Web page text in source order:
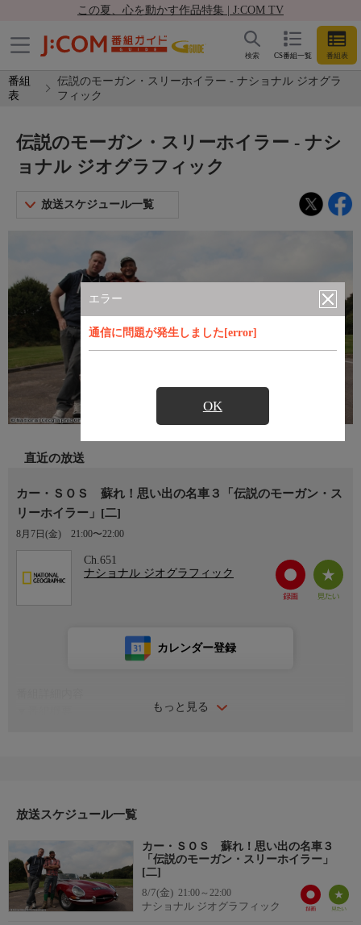
この夏、心を動かす作品特集 | J:COM TV
CS番組一覧 番組表
検索
番組
表
伝説のモーガン・スリーホイラー - ナショナル ジオグラ
フィック
エラー
通信に問題が発生しました[error]
OK
伝説のモーガン・スリーホイラー - ナシ
ョナル ジオグラフィック
放送スケジュール一覧
直近の放送
カー・ＳＯＳ 蘇れ！思い出の名車３「伝説のモーガン・ス
リーホイラー」[二]
8月7日(金) 21:00〜22:00
Ch.651
ナショナル ジオグラフィック
もっと見る
カレンダー登録
▼エピソード内容
バーランドはロスベリーへ。実業家であるトムは地元での慈善活
動にその生涯を捧げてきたが、現在その体調は思わしくない。そ
んな彼が所有する1934年式で3輪のモーガンも朽ちかけている状
態にあり、ティムとファズは、その修理に悪戦苦闘する。それで
放送スケジュール一覧
カー・ＳＯＳ 蘇れ！思い出の名車３
「伝説のモーガン・スリーホイラー」
[二]
8/7(金) 21:00～22:00
ナショナル ジオグラフィック